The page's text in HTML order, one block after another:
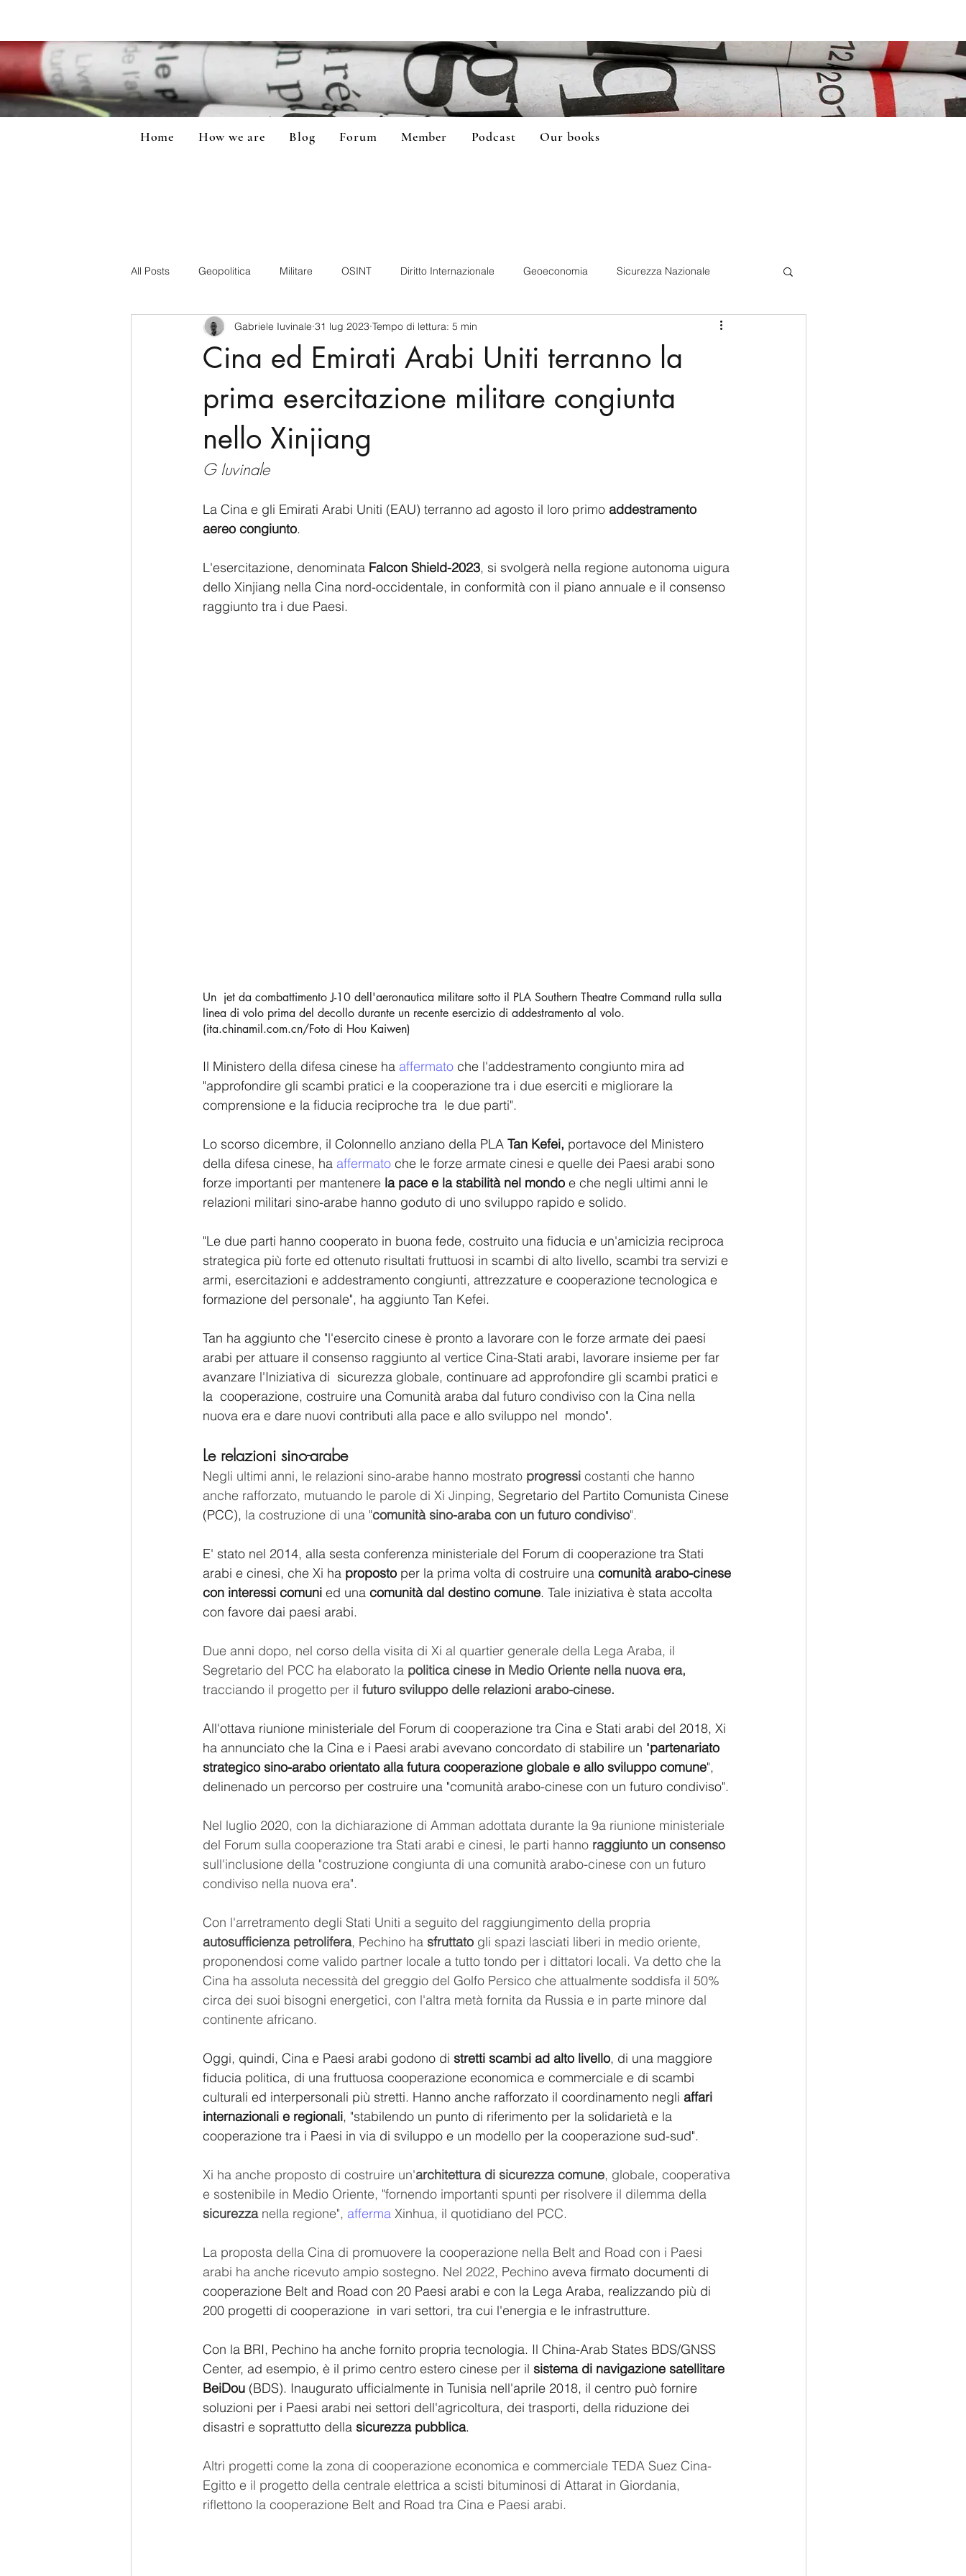
Home How we are Blog Forum Member Podcast Our books
All Posts Geopolitica Militare OSINT Diritto Internazionale Geoeconomia Sicurezza Nazionale
CyberSecurity Information Tecnology America-Latina e Caraibi (LAC)
USA Russia Corea del Nord
Australia Germania Europa
Cina ed Emirati Arabi Uniti terranno la
prima esercitazione militare congiunta
nello Xinjiang
Gabriele Iuvinale 31 lug 2023 Tempo di lettura: 5 min
G Iuvinale
La Cina e gli Emirati Arabi Uniti (EAU) terranno ad agosto il loro primo addestramento
aereo congiunto.
L'esercitazione, denominata Falcon Shield-2023, si svolgerà nella regione autonoma uigura
dello Xinjiang nella Cina nord-occidentale, in conformità con il piano annuale e il consenso
raggiunto tra i due Paesi.
Un  jet da combattimento J-10 dell'aeronautica militare sotto il PLA Southern Theatre Command rulla sulla
linea di volo prima del decollo durante un recente esercizio di addestramento al volo.
(ita.chinamil.com.cn/Foto di Hou Kaiwen)
Il Ministero della difesa cinese ha affermato che l'addestramento congiunto mira ad
"approfondire gli scambi pratici e la cooperazione tra i due eserciti e migliorare la
comprensione e la fiducia reciproche tra  le due parti".
Lo scorso dicembre, il Colonnello anziano della PLA Tan Kefei, portavoce del Ministero
della difesa cinese, ha affermato che le forze armate cinesi e quelle dei Paesi arabi sono
forze importanti per mantenere la pace e la stabilità nel mondo e che negli ultimi anni le
relazioni militari sino-arabe hanno goduto di uno sviluppo rapido e solido.
"Le due parti hanno cooperato in buona fede, costruito una fiducia e un'amicizia reciproca
strategica più forte ed ottenuto risultati fruttuosi in scambi di alto livello, scambi tra servizi e
armi, esercitazioni e addestramento congiunti, attrezzature e cooperazione tecnologica e
formazione del personale", ha aggiunto Tan Kefei.
Tan ha aggiunto che "l'esercito cinese è pronto a lavorare con le forze armate dei paesi
arabi per attuare il consenso raggiunto al vertice Cina-Stati arabi, lavorare insieme per far
avanzare l'Iniziativa di  sicurezza globale, continuare ad approfondire gli scambi pratici e
la  cooperazione, costruire una Comunità araba dal futuro condiviso con la Cina nella
nuova era e dare nuovi contributi alla pace e allo sviluppo nel  mondo".
Le relazioni sino-arabe
Negli ultimi anni, le relazioni sino-arabe hanno mostrato progressi costanti che hanno
anche rafforzato, mutuando le parole di Xi Jinping, Segretario del Partito Comunista Cinese
(PCC), la costruzione di una "comunità sino-araba con un futuro condiviso".
E' stato nel 2014, alla sesta conferenza ministeriale del Forum di cooperazione tra Stati
arabi e cinesi, che Xi ha proposto per la prima volta di costruire una comunità arabo-cinese
con interessi comuni ed una comunità dal destino comune. Tale iniziativa è stata accolta
con favore dai paesi arabi.
Due anni dopo, nel corso della visita di Xi al quartier generale della Lega Araba, il
Segretario del PCC ha elaborato la politica cinese in Medio Oriente nella nuova era,
tracciando il progetto per il futuro sviluppo delle relazioni arabo-cinese.
All'ottava riunione ministeriale del Forum di cooperazione tra Cina e Stati arabi del 2018, Xi
ha annunciato che la Cina e i Paesi arabi avevano concordato di stabilire un "partenariato
strategico sino-arabo orientato alla futura cooperazione globale e allo sviluppo comune",
delinenado un percorso per costruire una "comunità arabo-cinese con un futuro condiviso".
Nel luglio 2020, con la dichiarazione di Amman adottata durante la 9a riunione ministeriale
del Forum sulla cooperazione tra Stati arabi e cinesi, le parti hanno raggiunto un consenso
sull'inclusione della "costruzione congiunta di una comunità arabo-cinese con un futuro
condiviso nella nuova era".
Con l'arretramento degli Stati Uniti a seguito del raggiungimento della propria
autosufficienza petrolifera, Pechino ha sfruttato gli spazi lasciati liberi in medio oriente,
proponendosi come valido partner locale a tutto tondo per i dittatori locali. Va detto che la
Cina ha assoluta necessità del greggio del Golfo Persico che attualmente soddisfa il 50%
circa dei suoi bisogni energetici, con l'altra metà fornita da Russia e in parte minore dal
continente africano.
Oggi, quindi, Cina e Paesi arabi godono di stretti scambi ad alto livello, di una maggiore
fiducia politica, di una fruttuosa cooperazione economica e commerciale e di scambi
culturali ed interpersonali più stretti. Hanno anche rafforzato il coordinamento negli affari
internazionali e regionali, "stabilendo un punto di riferimento per la solidarietà e la
cooperazione tra i Paesi in via di sviluppo e un modello per la cooperazione sud-sud".
Xi ha anche proposto di costruire un'architettura di sicurezza comune, globale, cooperativa
e sostenibile in Medio Oriente, "fornendo importanti spunti per risolvere il dilemma della
sicurezza nella regione", afferma Xinhua, il quotidiano del PCC.
La proposta della Cina di promuovere la cooperazione nella Belt and Road con i Paesi
arabi ha anche ricevuto ampio sostegno. Nel 2022, Pechino aveva firmato documenti di
cooperazione Belt and Road con 20 Paesi arabi e con la Lega Araba, realizzando più di
200 progetti di cooperazione  in vari settori, tra cui l'energia e le infrastrutture.
Con la BRI, Pechino ha anche fornito propria tecnologia. Il China-Arab States BDS/GNSS
Center, ad esempio, è il primo centro estero cinese per il sistema di navigazione satellitare
BeiDou (BDS). Inaugurato ufficialmente in Tunisia nell'aprile 2018, il centro può fornire
soluzioni per i Paesi arabi nei settori dell'agricoltura, dei trasporti, della riduzione dei
disastri e soprattutto della sicurezza pubblica.
Altri progetti come la zona di cooperazione economica e commerciale TEDA Suez Cina-
Egitto e il progetto della centrale elettrica a scisti bituminosi di Attarat in Giordania,
riflettono la cooperazione Belt and Road tra Cina e Paesi arabi.